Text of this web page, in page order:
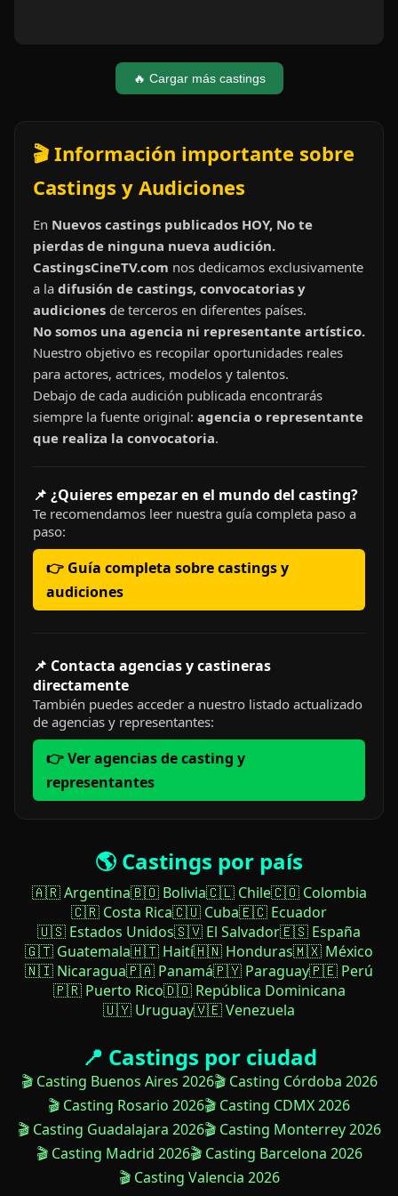
🔥 Cargar más castings
🎬 Información importante sobre
Castings y Audiciones
En Nuevos castings publicados HOY, No te
pierdas de ninguna nueva audición.
CastingsCineTV.com nos dedicamos exclusivamente
a la difusión de castings, convocatorias y
audiciones de terceros en diferentes países.
No somos una agencia ni representante artístico.
Nuestro objetivo es recopilar oportunidades reales
para actores, actrices, modelos y talentos.
Debajo de cada audición publicada encontrarás
siempre la fuente original: agencia o representante
que realiza la convocatoria.
📌 ¿Quieres empezar en el mundo del casting?
Te recomendamos leer nuestra guía completa paso a
paso:
👉 Guía completa sobre castings y
audiciones
📌 Contacta agencias y castineras
directamente
También puedes acceder a nuestro listado actualizado
de agencias y representantes:
👉 Ver agencias de casting y
representantes
🌎 Castings por país
🇦🇷 Argentina🇧🇴 Bolivia🇨🇱 Chile🇨🇴 Colombia
🇨🇷 Costa Rica🇨🇺 Cuba🇪🇨 Ecuador
🇺🇸 Estados Unidos🇸🇻 El Salvador🇪🇸 España
🇬🇹 Guatemala🇭🇹 Haití🇭🇳 Honduras🇲🇽 México
🇳🇮 Nicaragua🇵🇦 Panamá🇵🇾 Paraguay🇵🇪 Perú
🇵🇷 Puerto Rico🇩🇴 República Dominicana
🇺🇾 Uruguay🇻🇪 Venezuela
📍 Castings por ciudad
🎬 Casting Buenos Aires 2026🎬 Casting Córdoba 2026
🎬 Casting Rosario 2026🎬 Casting CDMX 2026
🎬 Casting Guadalajara 2026🎬 Casting Monterrey 2026
🎬 Casting Madrid 2026🎬 Casting Barcelona 2026
🎬 Casting Valencia 2026